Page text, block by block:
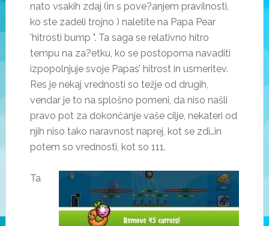
nato vsakih zdaj (in s pove?anjem pravilnosti,
ko ste zadeli trojno ) naletite na Papa Pear
'hitrosti bump ". Ta saga se relativno hitro
tempu na za?etku, ko se postopoma navaditi
izpopolnjuje svoje Papas’ hitrost in usmeritev.
Res je nekaj vrednosti so težje od drugih,
vendar je to na splošno pomeni, da niso našli
pravo pot za dokončanje vaše cilje, nekateri od
njih niso tako naravnost naprej, kot se zdi…in
potem so vrednosti, kot so 111.
Ta